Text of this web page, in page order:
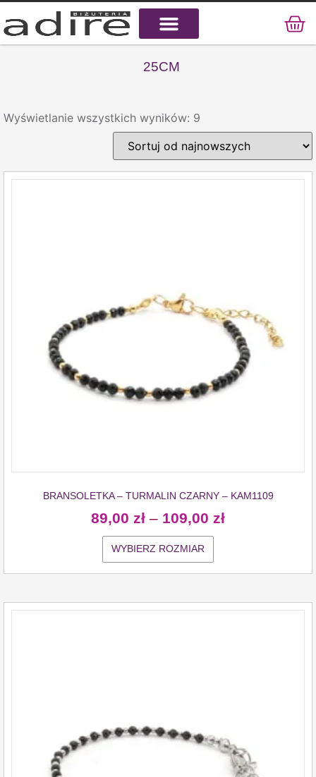
25CM
Wyświetlanie wszystkich wyników: 9
BRANSOLETKA – TURMALIN CZARNY – KAM1109
89,00 zł – 109,00 zł
WYBIERZ ROZMIAR